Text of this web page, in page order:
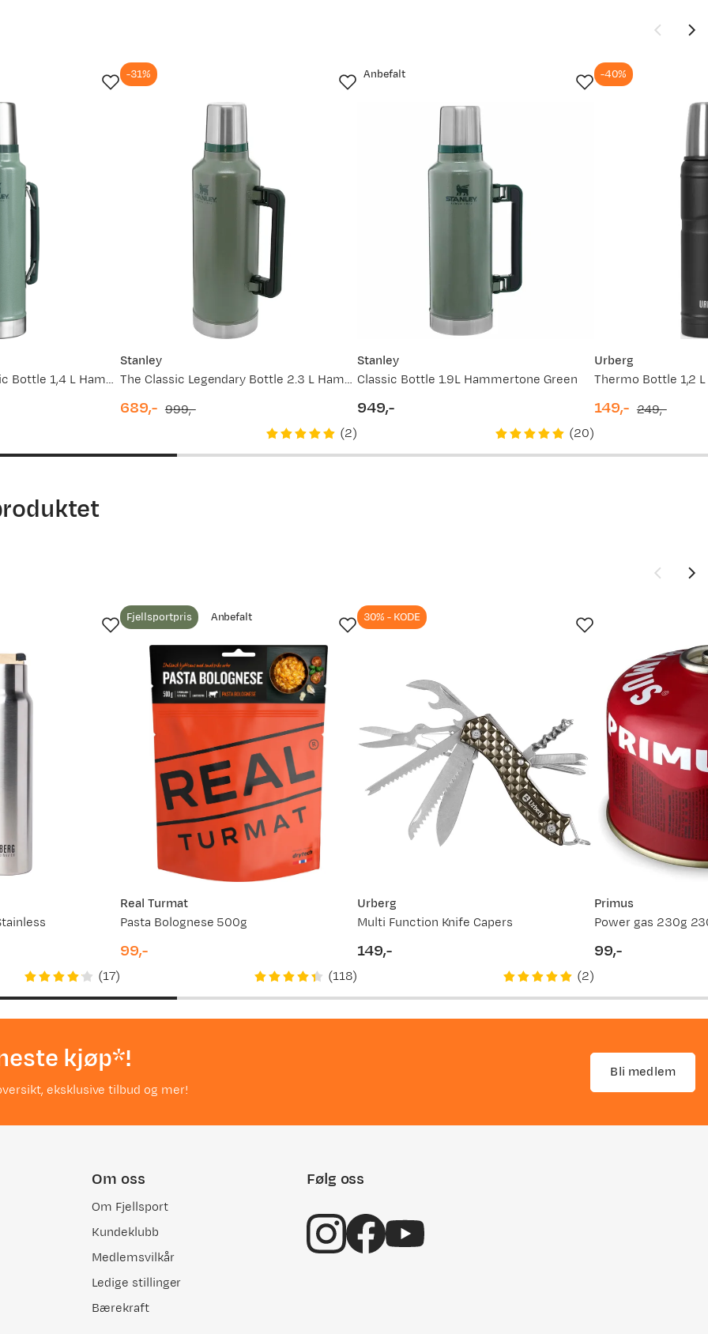
15. jul.
449,-
The Legendary Classic Bottle 1,4 L Hammertone Green
Stanley
The Classic Legendary Bottle 2.3 L Hammertone Green
-31%
689,- 999,-
(2)
Stanley
Classic Bottle 1.9L Hammertone Green
Anbefalt
949,-
(20)
Urberg
Thermo Bottle 1,2
-40%
149,- 249,-
(17)
Real Turmat
Pasta Bolognese 500g
Fjellsportpris Anbefalt
99,-
(118)
Urberg
Multi Function Knife Capers
30% - KODE
149,-
(2)
Primus
Power gas 230g
99,-
kjøp*!
eksklusive tilbud og mer!
Bli medlem
Om oss
Om Fjellsport
Kundeklubb
Medlemsvilkår
Ledige stillinger
Bærekraft
Følg oss